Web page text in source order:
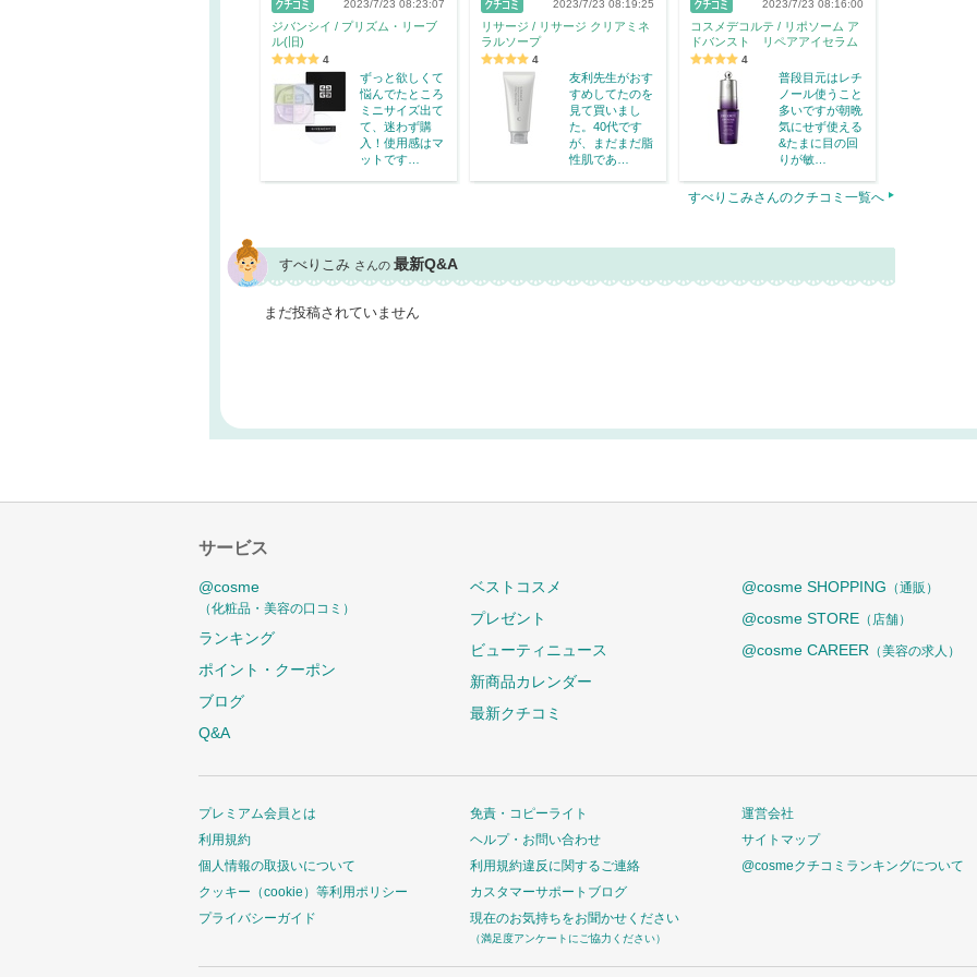
2023/7/23 08:23:07
ジバンシイ / プリズム・リーブ
ル(旧)
4
ずっと欲しくて
悩んでたところ
ミニサイズ出て
て、迷わず購
入！使用感はマ
ットです…
2023/7/23 08:19:25
リサージ / リサージ クリアミネ
ラルソープ
4
友利先生がおす
すめしてたのを
見て買いまし
た。40代です
が、まだまだ脂
性肌であ…
2023/7/23 08:16:00
コスメデコルテ / リポソーム ア
ドバンスト リペアアイセラム
4
普段目元はレチ
ノール使うこと
多いですが朝晩
気にせず使える
&たまに目の回
りが敏…
すべりこみさんのクチコミ一覧へ
すべりこみ さんの 最新Q&A
まだ投稿されていません
サービス
@cosme
（化粧品・美容の口コミ）
ランキング
ポイント・クーポン
ブログ
Q&A
ベストコスメ
プレゼント
ビューティニュース
新商品カレンダー
最新クチコミ
@cosme SHOPPING （通販）
@cosme STORE （店舗）
@cosme CAREER （美容の求人）
プレミアム会員とは
利用規約
個人情報の取扱いについて
クッキー（cookie）等利用ポリシー
プライバシーガイド
免責・コピーライト
ヘルプ・お問い合わせ
利用規約違反に関するご連絡
カスタマーサポートブログ
現在のお気持ちをお聞かせください
（満足度アンケートにご協力ください）
運営会社
サイトマップ
@cosmeクチコミランキングについて